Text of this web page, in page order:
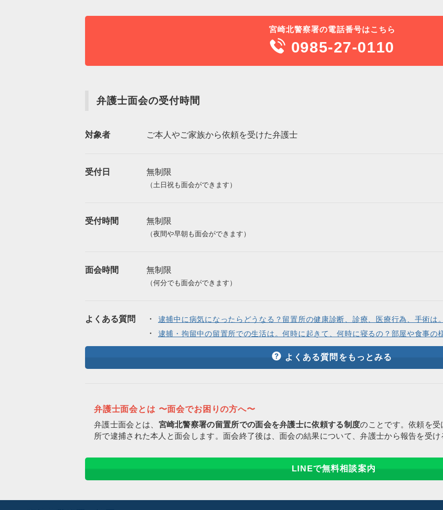
宮崎北警察署の電話番号はこちら
0985-27-0110
弁護士面会の受付時間
対象者 ご本人やご家族から依頼を受けた弁護士
受付日 無制限
（土日祝も面会ができます）
受付時間 無制限
（夜間や早朝も面会ができます）
面会時間 無制限
（何分でも面会ができます）
よくある質問
逮捕中に病気になったらどうなる？留置所の健康診断、診療、医療行為、手術は。
逮捕・拘留中の留置所での生活は。何時に起きて、何時に寝るの？部屋や食事の
よくある質問をもっとみる
弁護士面会とは 〜面会でお困りの方へ〜
弁護士面会とは、 宮崎北警察署の留置所での面会を弁護士に依頼する制度のことです。依頼を
所で逮捕された本人と面会します。面会終了後は、面会の結果について、弁護士から報告を受け
LINEで無料相談案内